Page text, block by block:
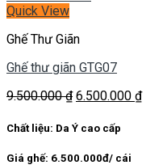
Quick View
Ghế Thư Giãn
Ghế thư giãn GTG07
9.500.000₫ Giá
là:
6.500.000 ₫Giá
Chất liệu: Da Ý cao cấp
Giá ghế: 6.500.000đ/ cái